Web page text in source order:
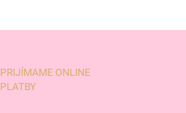
PRIJÍMAME ONLINE
PLATBY